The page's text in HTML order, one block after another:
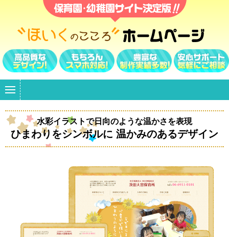
水彩イラストで日向のような温かさを表現
ひまわりをシンボルに 温かみのあるデザイン